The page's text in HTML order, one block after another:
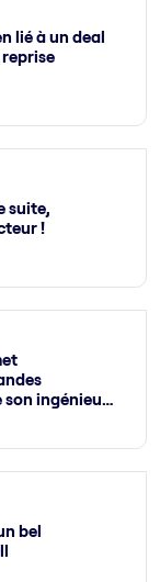
lié à un deal
suite,
!
ingénieur
bel